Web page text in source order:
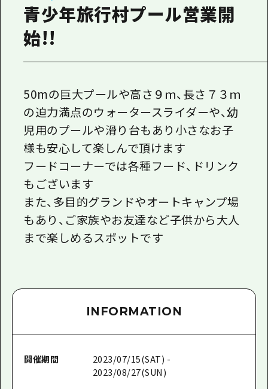
青少年旅行村プール営業開
始!!
50mの巨大プールや高さ９ｍ、長さ７３ｍ
の迫力満点のウォータースライダーや、幼
児用のプールや滑り台もあり小さなお子
様も安心して楽しんで頂けます
フードコーナーでは各種フード、ドリンク
もございます
また、多目的グランドやオートキャンプ場
もあり、ご家族やお友達など子供から大人
まで楽しめるスポットです
INFORMATION
開催期間
2023/07/15(SAT) -
2023/08/27(SUN)